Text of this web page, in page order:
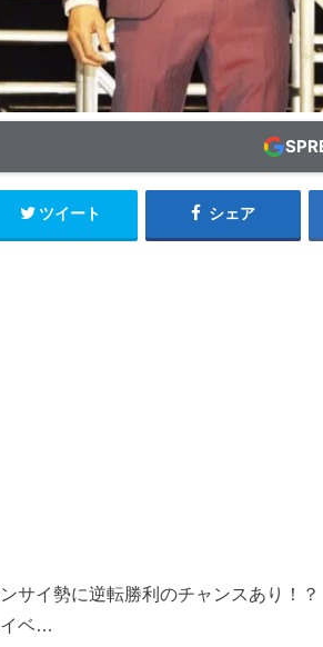
ツイート シェア
サイ勢に逆転勝利のチャンスあり！
ベ…